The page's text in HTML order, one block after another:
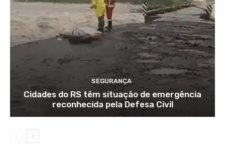
SEGURANÇA
Cidades do RS têm situação de emergência
reconhecida pela Defesa Civil